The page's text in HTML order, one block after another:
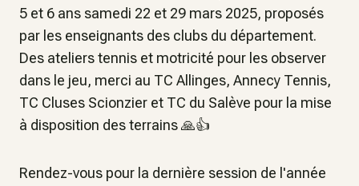
5 et 6 ans samedi 22 et 29 mars 2025, proposés
par les enseignants des clubs du département.
Des ateliers tennis et motricité pour les observer
dans le jeu, merci au TC Allinges, Annecy Tennis,
TC Cluses Scionzier et TC du Salève pour la mise
à disposition des terrains 🙏👍
Rendez-vous pour la dernière session de l'année